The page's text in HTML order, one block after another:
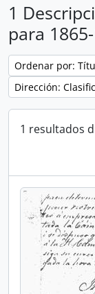
1
para
Ordenar por:
Dirección:
1 resultados